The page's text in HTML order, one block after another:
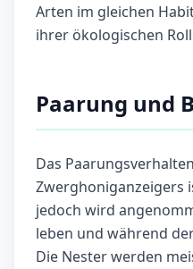
Arten im gleichen
ihrer ökologischen
Paarung und
Das
Zwerghoniganzeigers
jedoch wird
leben und während
Die Nester werden